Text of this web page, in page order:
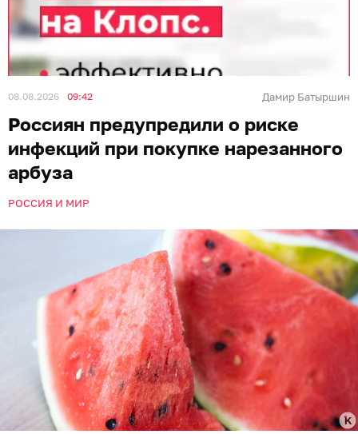
08.08.2026 09:42 Дамир Батыршин
Россиян предупредили о риске
инфекций при покупке нарезанного
арбуза
РОССИЯ И МИР